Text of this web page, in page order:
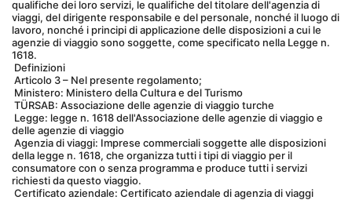
qualifiche dei loro servizi, le qualifiche del titolare dell'agenzia di
viaggi, del dirigente responsabile e del personale, nonché il luogo di
lavoro, nonché i principi di applicazione delle disposizioni a cui le
agenzie di viaggio sono soggette, come specificato nella Legge n.
1618.
Definizioni
Articolo 3 – Nel presente regolamento;
Ministero: Ministero della Cultura e del Turismo
TÜRSAB: Associazione delle agenzie di viaggio turche
delle agenzie di viaggio
della legge n. 1618, che organizza tutti i tipi di viaggio per il
consumatore con o senza programma e produce tutti i servizi
richiesti da questo viaggio.
Certificato aziendale: Certificato aziendale di agenzia di viaggi